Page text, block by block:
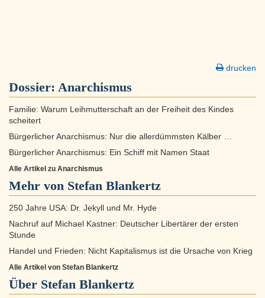
drucken
Dossier: Anarchismus
Familie: Warum Leihmutterschaft an der Freiheit des Kindes
scheitert
Bürgerlicher Anarchismus: Nur die allerdümmsten Kälber …
Bürgerlicher Anarchismus: Ein Schiff mit Namen Staat
Alle Artikel zu Anarchismus
Mehr von Stefan Blankertz
250 Jahre USA: Dr. Jekyll und Mr. Hyde
Nachruf auf Michael Kastner: Deutscher Libertärer der ersten
Stunde
Handel und Frieden: Nicht Kapitalismus ist die Ursache von Krieg
Alle Artikel von Stefan Blankertz
Über Stefan Blankertz